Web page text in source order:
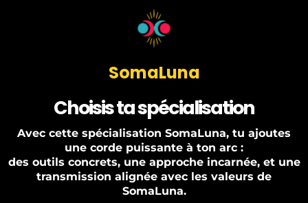
SomaLuna
Choisis ta spécialisation
Avec cette spécialisation SomaLuna, tu ajoutes
une corde puissante à ton arc :
des outils concrets, une approche incarnée, et une
transmission alignée avec les valeurs de
SomaLuna.